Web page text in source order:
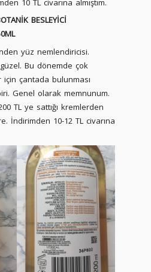
BESLEYİCİ
yüz nemlendiricisi.
Bu dönemde çok
çantada bulunması
Genel olarak memnunum.
TL ye sattığı kremlerden
İndirimden 10-12 TL civarına